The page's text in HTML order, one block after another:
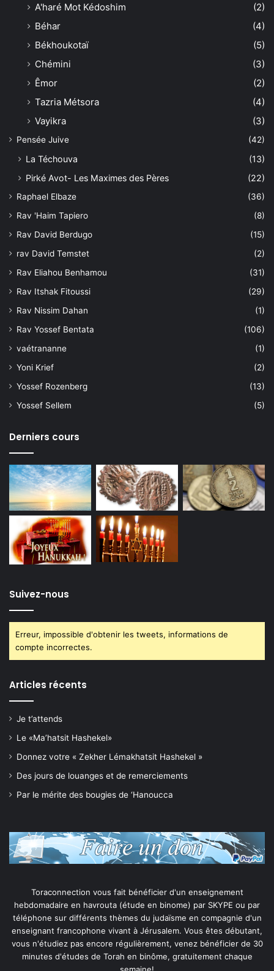
A'haré Mot Kédoshim
(2)
Béhar
(4)
Békhoukotaï
(5)
Chémini
(3)
Êmor
(2)
Tazria Métsora
(4)
Vayikra
(3)
Pensée Juive (42)
La Téchouva
(13)
Pirké Avot- Les Maximes des Pères
(22)
Raphael Elbaze
(36)
Rav 'Haim Tapiero
(8)
Rav David Berdugo
(15)
rav David Temstet
(2)
Rav Eliahou Benhamou
(31)
Rav Itshak Fitoussi
(29)
Rav Nissim Dahan
(1)
Rav Yossef Bentata
(106)
vaétrananne
(1)
Yoni Krief
(2)
Yossef Rozenberg
(13)
Yossef Sellem
(5)
Derniers cours
Suivez-nous
Erreur, impossible d'obtenir les tweets, informations de
compte incorrectes.
Articles récents
Je t’attends
Le «Ma’hatsit Hashekel»
Donnez votre « Zekher Lémakhatsit Hashekel »
Des jours de louanges et de remerciements
Par le mérite des bougies de ‘Hanoucca
Toraconnection vous fait bénéficier d'un enseignement
hebdomadaire en havrouta (étude en binome) par SKYPE ou par
téléphone sur différents thèmes du judaïsme en compagnie d'un
enseignant francophone vivant à Jérusalem. Vous êtes débutant,
vous n'étudiez pas encore régulièrement, venez bénéficier de 30
minutes d'études de Torah en binôme, gratuitement chaque